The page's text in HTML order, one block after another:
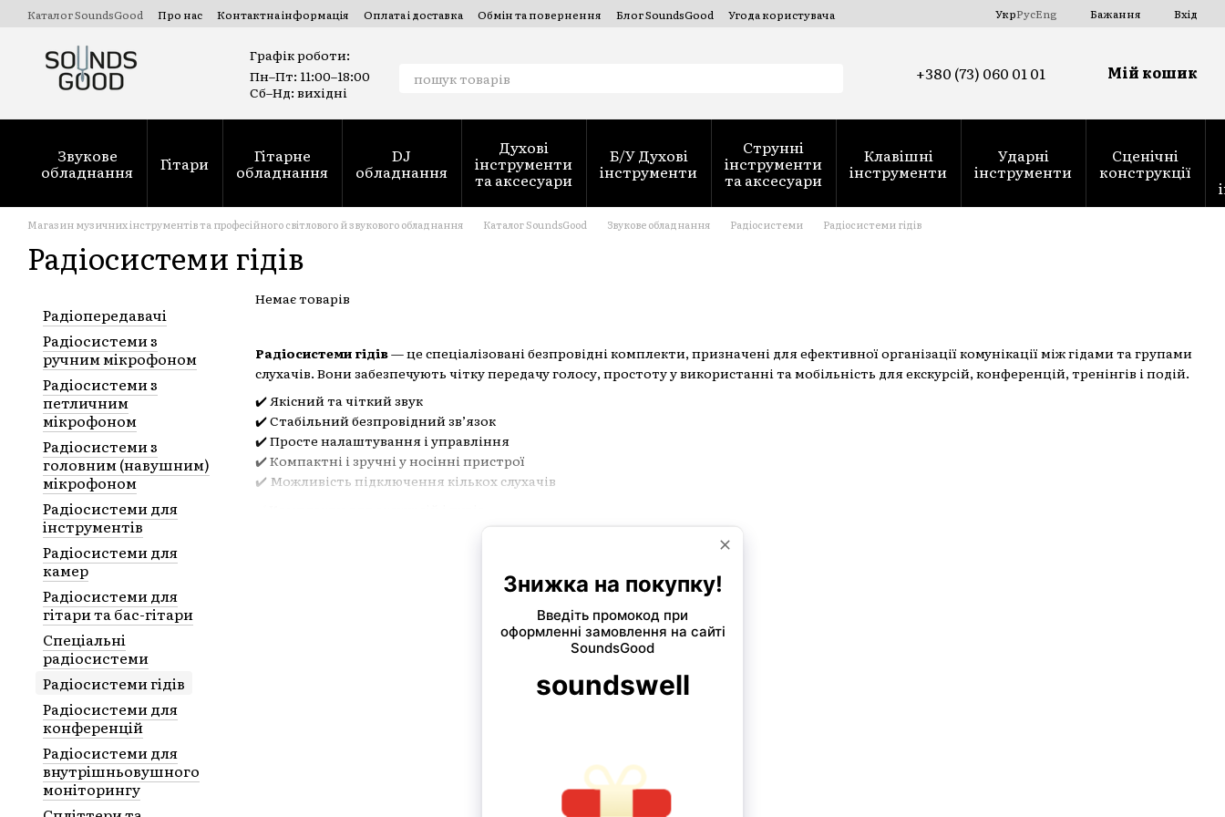
Перейти до основного вмісту
Каталог SoundsGood Про нас Контактна інформація Оплата і доставка Обмін та повернення Блог SoundsGood
Угода користувача
УкрРусEng Бажання Вхід
Графік роботи:
Пн–Пт: 11:00–18:00
Сб–Нд: вихідні
+380 (73) 060 01 01 Мій кошик
Звукове
обладнання Гітари Гітарне
обладнання
DJ
обладнання
Духові
інструменти
та аксесуари
Б/У Духові
інструменти
Струнні
інструменти
та аксесуари
Клавішні
інструменти
Ударні
інструменти
Сценічні
конструкції
Магазин музичних інструментів та професійного світлового й звукового обладнання Каталог SoundsGood Звукове обладнання Радіосистеми Радіосистеми гідів
Радіосистеми гідів
Радіосистеми гідів— це спеціалізовані безпровідні комплекти, призначені для ефективної організації комунікації між гідами та групами
слухачів. Вони забезпечують чітку передачу голосу, простоту у використанні та мобільність для екскурсій, конференцій, тренінгів і подій.
✔️ Якісний та чіткий звук
✔️ Стабільний безпровідний зв’язок
✔️ Просте налаштування і управління
✔️ Компактні і зручні у носінні пристрої
✔️ Можливість підключення кількох слухачів
Немає товарів
Радіопередавачі
Радіосистеми з
ручним мікрофоном
Радіосистеми з
петличним
мікрофоном
Радіосистеми з
головним (навушним)
мікрофоном
Радіосистеми для
інструментів
Радіосистеми для
камер
Радіосистеми для
гітари та бас-гітари
Спеціальні
радіосистеми
Радіосистеми гідів
Радіосистеми для
конференцій
Радіосистеми для
внутрішньовушного
моніторингу